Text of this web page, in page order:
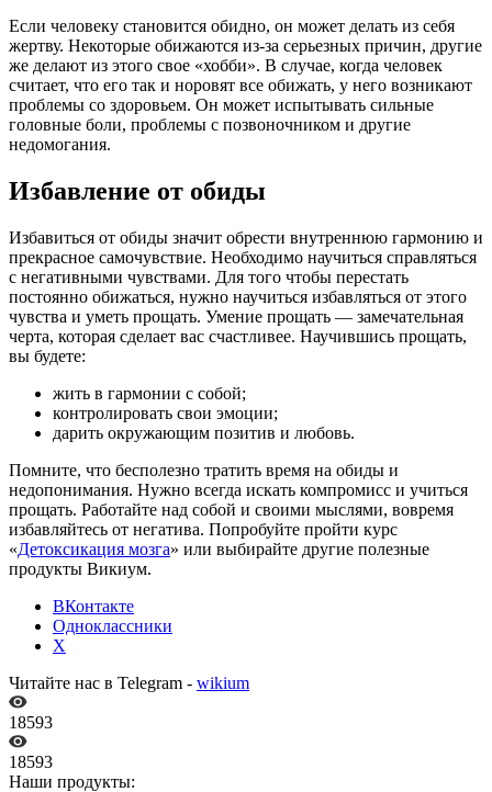
Если человеку становится обидно, он может делать из себя
жертву. Некоторые обижаются из-за серьезных причин, другие
же делают из этого свое «хобби». В случае, когда человек
считает, что его так и норовят все обижать, у него возникают
проблемы со здоровьем. Он может испытывать сильные
головные боли, проблемы с позвоночником и другие
недомогания.
Избавление от обиды
Избавиться от обиды значит обрести внутреннюю гармонию и
прекрасное самочувствие. Необходимо научиться справляться
с негативными чувствами. Для того чтобы перестать
постоянно обижаться, нужно научиться избавляться от этого
чувства и уметь прощать. Умение прощать — замечательная
черта, которая сделает вас счастливее. Научившись прощать,
вы будете:
жить в гармонии с собой;
контролировать свои эмоции;
дарить окружающим позитив и любовь.
Помните, что бесполезно тратить время на обиды и
недопонимания. Нужно всегда искать компромисс и учиться
прощать. Работайте над собой и своими мыслями, вовремя
избавляйтесь от негатива. Попробуйте пройти курс
«Детоксикация мозга» или выбирайте другие полезные
продукты Викиум.
ВКонтакте
Одноклассники
X
Читайте нас в Telegram - wikium
18593
18593
Наши продукты: